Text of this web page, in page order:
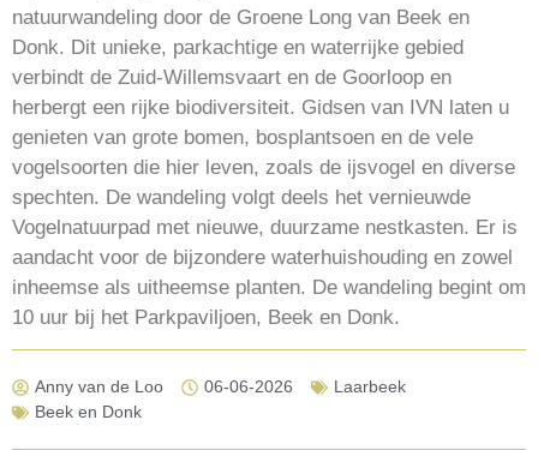
natuurwandeling door de Groene Long van Beek en
Donk. Dit unieke, parkachtige en waterrijke gebied
verbindt de Zuid-Willemsvaart en de Goorloop en
herbergt een rijke biodiversiteit. Gidsen van IVN laten u
genieten van grote bomen, bosplantsoen en de vele
vogelsoorten die hier leven, zoals de ijsvogel en diverse
spechten. De wandeling volgt deels het vernieuwde
Vogelnatuurpad met nieuwe, duurzame nestkasten. Er is
aandacht voor de bijzondere waterhuishouding en zowel
inheemse als uitheemse planten. De wandeling begint om
10 uur bij het Parkpaviljoen, Beek en Donk.
Anny van de Loo 06-06-2026
Laarbeek
Beek en Donk